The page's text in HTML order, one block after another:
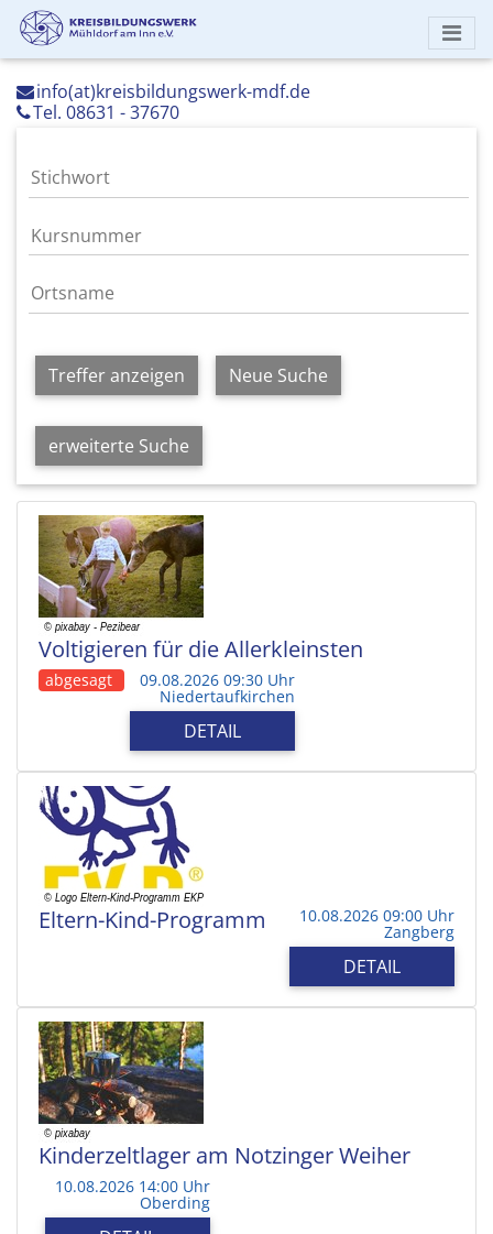
info(at)kreisbildungswerk-mdf.de
Tel. 08631 - 37670
Treffer anzeigen Neue Suche
erweiterte Suche
Voltigieren für die Allerkleinsten
abgesagt 09.08.2026 09:30 Uhr
Niedertaufkirchen
DETAIL
Eltern-Kind-Programm 10.08.2026 09:00 Uhr
Zangberg
DETAIL
Kinderzeltlager am Notzinger Weiher
10.08.2026 14:00 Uhr
Oberding